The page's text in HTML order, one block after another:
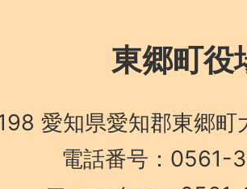
東郷町役
愛知県愛知郡東郷町
電話番号：0561-